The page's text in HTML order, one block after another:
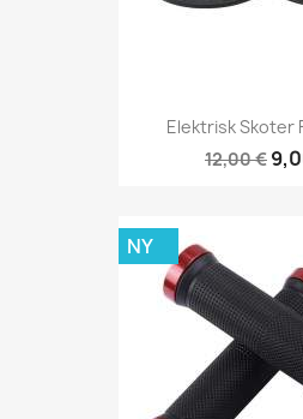
Elektrisk Skoter
12,00 €
NY